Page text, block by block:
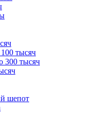
тысяч
300 тысяч
шепот